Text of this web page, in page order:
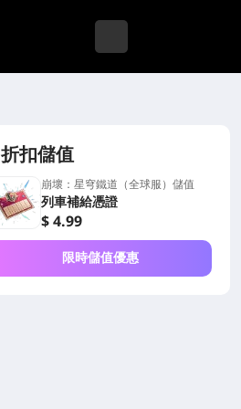
折扣儲值
崩壞：星穹鐵道（全球服）儲值
列車補給憑證
$ 4.99
限時儲值優惠